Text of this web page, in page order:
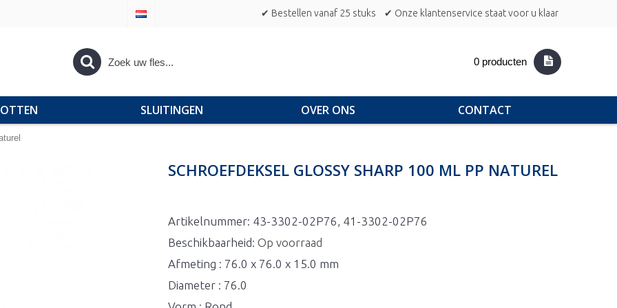
✔ Bestellen vanaf 25 stuks ✔ Onze klantenservice staat voor u klaar
0 producten
SLUITINGEN OVER ONS CONTACT
SCHROEFDEKSEL GLOSSY SHARP 100 ML PP NATUREL
Artikelnummer: 43-3302-02P76, 41-3302-02P76
Beschikbaarheid: Op voorraad
Afmeting : 76.0 x 76.0 x 15.0 mm
Diameter : 76.0